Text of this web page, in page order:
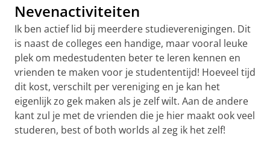
Nevenactiviteiten
Ik ben actief lid bij meerdere studieverenigingen. Dit
is naast de colleges een handige, maar vooral leuke
plek om medestudenten beter te leren kennen en
vrienden te maken voor je studententijd! Hoeveel tijd
dit kost, verschilt per vereniging en je kan het
eigenlijk zo gek maken als je zelf wilt. Aan de andere
kant zul je met de vrienden die je hier maakt ook veel
studeren, best of both worlds al zeg ik het zelf!